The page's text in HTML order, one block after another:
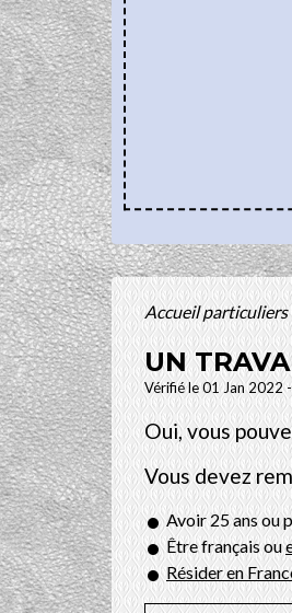
Accueil particuliers
UN
Vérifié le 01 Jan 2022
Oui, vous
Vous devez
Avoir 25 ans ou
Être français ou
Résider en